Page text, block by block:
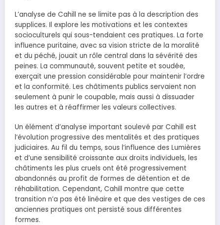
L’analyse de Cahill ne se limite pas à la description des
supplices. Il explore les motivations et les contextes
socioculturels qui sous-tendaient ces pratiques. La forte
influence puritaine, avec sa vision stricte de la moralité
et du péché, jouait un rôle central dans la sévérité des
peines. La communauté, souvent petite et soudée,
exerçait une pression considérable pour maintenir l’ordre
et la conformité. Les châtiments publics servaient non
seulement à punir le coupable, mais aussi à dissuader
les autres et à réaffirmer les valeurs collectives.
Un élément d’analyse important soulevé par Cahill est
l’évolution progressive des mentalités et des pratiques
judiciaires. Au fil du temps, sous l’influence des Lumières
et d’une sensibilité croissante aux droits individuels, les
châtiments les plus cruels ont été progressivement
abandonnés au profit de formes de détention et de
réhabilitation. Cependant, Cahill montre que cette
transition n’a pas été linéaire et que des vestiges de ces
anciennes pratiques ont persisté sous différentes
formes.